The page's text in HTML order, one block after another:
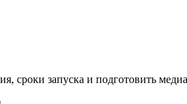
сроки запуска и подготовить